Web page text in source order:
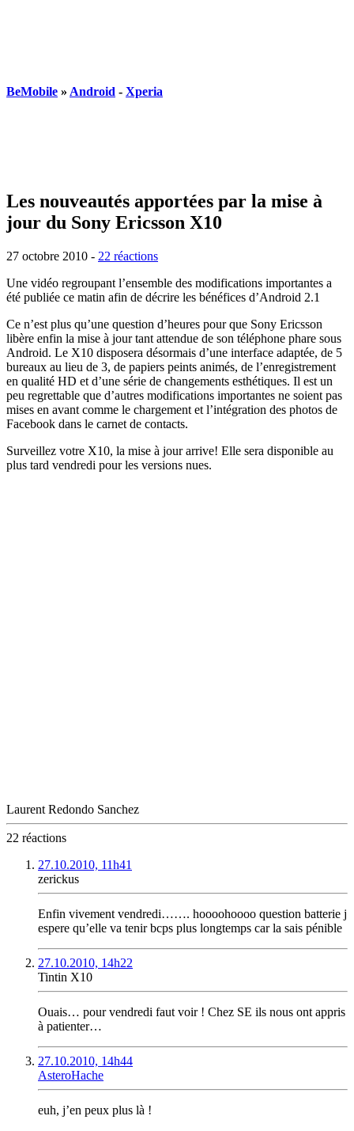
BeMobile » Android - Xperia
Les nouveautés apportées par la mise à
jour du Sony Ericsson X10
27 octobre 2010 - 22 réactions
Une vidéo regroupant l’ensemble des modifications importantes a
été publiée ce matin afin de décrire les bénéfices d’Android 2.1
Ce n’est plus qu’une question d’heures pour que Sony Ericsson
libère enfin la mise à jour tant attendue de son téléphone phare sous
Android. Le X10 disposera désormais d’une interface adaptée, de 5
bureaux au lieu de 3, de papiers peints animés, de l’enregistrement
en qualité HD et d’une série de changements esthétiques. Il est un
peu regrettable que d’autres modifications importantes ne soient pas
mises en avant comme le chargement et l’intégration des photos de
Facebook dans le carnet de contacts.
Surveillez votre X10, la mise à jour arrive! Elle sera disponible au
plus tard vendredi pour les versions nues.
Laurent Redondo Sanchez
22 réactions
27.10.2010, 11h41
zerickus
Enfin vivement vendredi……. hoooohoooo question batterie j
espere qu’elle va tenir bcps plus longtemps car la sais pénible
27.10.2010, 14h22
Tintin X10
Ouais… pour vendredi faut voir ! Chez SE ils nous ont appris
à patienter…
27.10.2010, 14h44
AsteroHache
euh, j’en peux plus là !